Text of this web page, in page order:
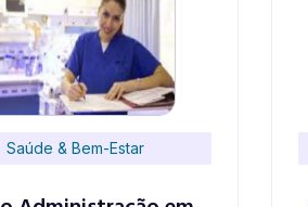
Saúde & Bem-Estar